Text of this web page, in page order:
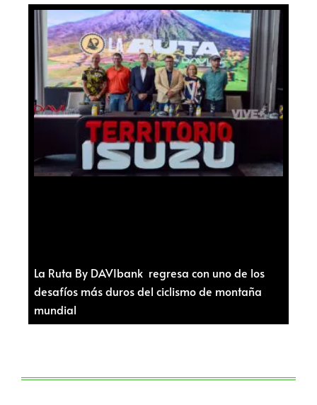
La Ruta By DAVIbank regresa con uno de los
desafíos más duros del ciclismo de montaña
mundial